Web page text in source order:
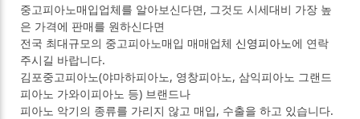
중고피아노매입업체를 알아보신다면, 그것도 시세대비 가장 높
은 가격에 판매를 원하신다면
전국 최대규모의 중고피아노매입 매매업체 신영피아노에 연락
주시길 바랍니다.
김포중고피아노(야마하피아노, 영창피아노, 삼익피아노 그랜드
피아노 가와이피아노 등) 브랜드나
피아노 악기의 종류를 가리지 않고 매입, 수출을 하고 있습니다.